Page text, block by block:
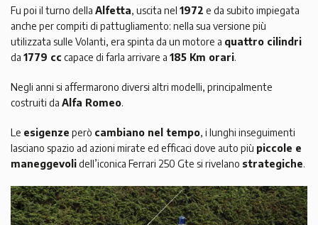
Fu poi il turno della Alfetta, uscita nel 1972 e da subito impiegata
anche per compiti di pattugliamento: nella sua versione più
utilizzata sulle Volanti, era spinta da un motore a quattro cilindri
da 1779 cc capace di farla arrivare a 185 Km orari.
Negli anni si affermarono diversi altri modelli, principalmente
costruiti da Alfa Romeo.
Le esigenze però cambiano nel tempo, i lunghi inseguimenti
lasciano spazio ad azioni mirate ed efficaci dove auto più piccole e
maneggevolidell’iconica Ferrari 250 Gte si rivelano strategiche.